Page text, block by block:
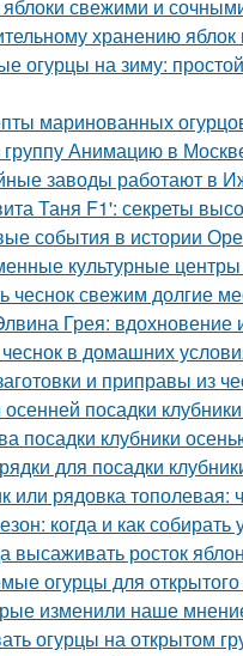
яблоки свежими и
хранению
огурцы на зиму:
маринованных
группу Анимацию в
заводы работают в
Таня F1': секреты
события в истории
культурные центры
чеснок свежим долгие
Грея:
чеснок в домашних
и приправы из
посадки
посадки клубники
для посадки
или рядовка тополевая:
когда и как собирать
высаживать росток
огурцы для открытого
изменили наше
огурцы на открытом